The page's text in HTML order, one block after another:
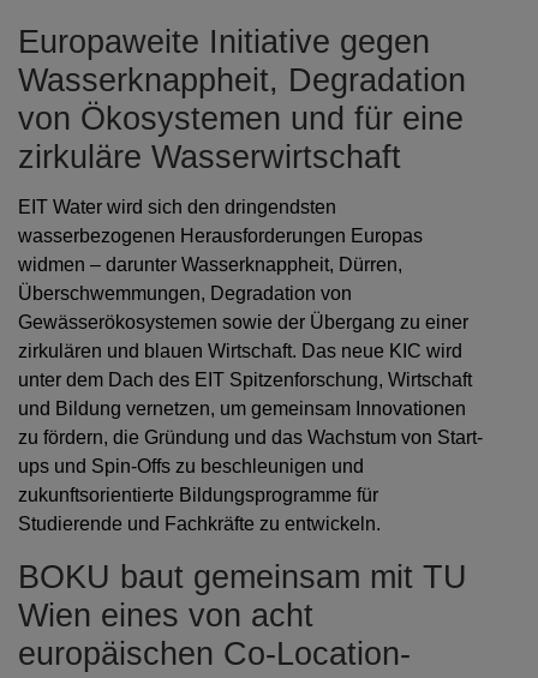
Europaweite Initiative gegen
Wasserknappheit, Degradation
von Ökosystemen und für eine
zirkuläre Wasserwirtschaft
EIT Water wird sich den dringendsten
wasserbezogenen Herausforderungen Europas
widmen – darunter Wasserknappheit, Dürren,
Überschwemmungen, Degradation von
Gewässerökosystemen sowie der Übergang zu einer
zirkulären und blauen Wirtschaft. Das neue KIC wird
unter dem Dach des EIT Spitzenforschung, Wirtschaft
und Bildung vernetzen, um gemeinsam Innovationen
zu fördern, die Gründung und das Wachstum von Start-
ups und Spin-Offs zu beschleunigen und
zukunftsorientierte Bildungsprogramme für
Studierende und Fachkräfte zu entwickeln.
BOKU baut gemeinsam mit TU
Wien eines von acht
europäischen Co-Location-